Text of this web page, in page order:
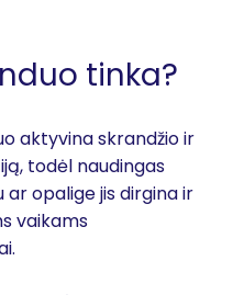
tinka?
aktyvina skrandžio ir
todėl naudingas
opalige jis dirgina ir
vaikams